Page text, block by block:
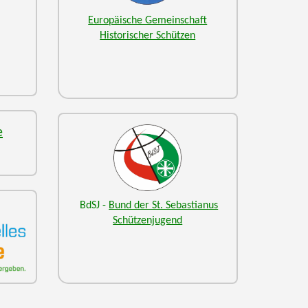
Europäische Gemeinschaft
Historischer Schützen
BdSJ - Bund der St. Sebastianus
Schützenjugend